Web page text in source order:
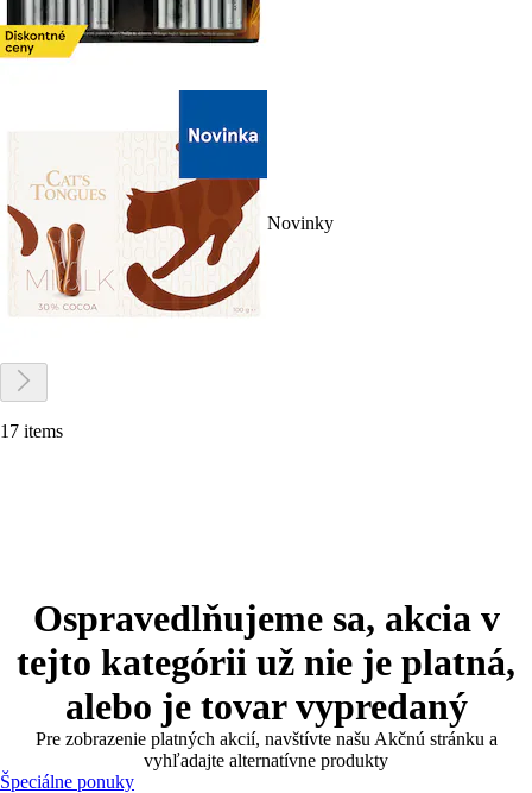
Novinky
17 items
Ospravedlňujeme sa, akcia v
tejto kategórii už nie je platná,
alebo je tovar vypredaný
Pre zobrazenie platných akcií, navštívte našu Akčnú stránku a
vyhľadajte alternatívne produkty
Špeciálne ponuky